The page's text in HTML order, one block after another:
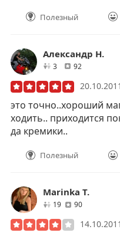
Полезный
Александр Н.
3друзей
92
20.10.2011
это точно..хороший
ходить.. приходится
да кремики..
Полезный
Marinka T.
19друзей
90отзывов
14.10.2011